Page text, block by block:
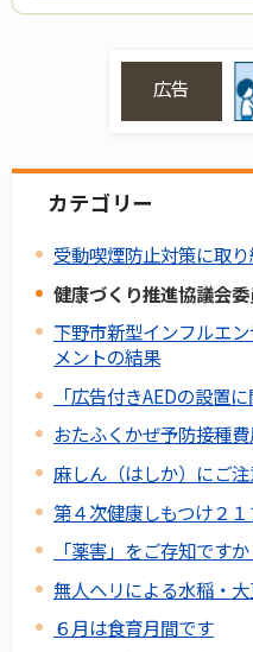
広告
カテゴリー
受動喫煙防止対策に取
健康づくり推進協議会
下野市新型インフルエ
メントの結果
「広告付きAEDの設置
おたふくかぜ予防接種
麻しん（はしか）にご
第４次健康しもつけ２
「薬害」をご存知ですか
無人ヘリによる水稲・
６月は食育月間です